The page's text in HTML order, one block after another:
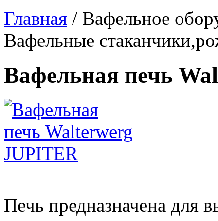
Главная / Вафельное
Вафельные
Вафельная печь
Печь предназначена для